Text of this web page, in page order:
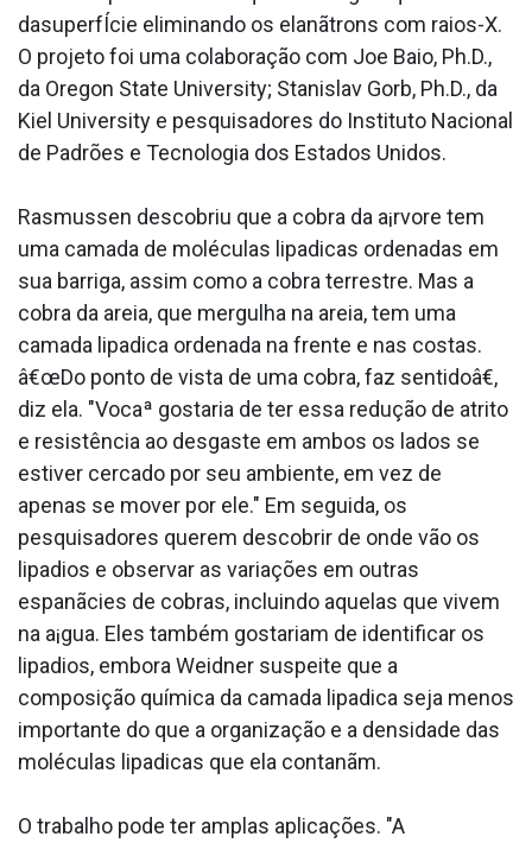
dasuperfÍcie eliminando os elanãtrons com raios-X.
O projeto foi uma colaboração com Joe Baio, Ph.D.,
da Oregon State University; Stanislav Gorb, Ph.D., da
Kiel University e pesquisadores do Instituto Nacional
de Padrões e Tecnologia dos Estados Unidos.
Rasmussen descobriu que a cobra da a¡rvore tem
uma camada de moléculas lipa­dicas ordenadas em
sua barriga, assim como a cobra terrestre. Mas a
cobra da areia, que mergulha na areia, tem uma
camada lipa­dica ordenada na frente e nas costas.
â€œDo ponto de vista de uma cobra, faz sentidoâ€,
diz ela. "Vocaª gostaria de ter essa redução de atrito
e resistência ao desgaste em ambos os lados se
estiver cercado por seu ambiente, em vez de
apenas se mover por ele." Em seguida, os
pesquisadores querem descobrir de onde vão os
lipa­dios e observar as variações em outras
espanãcies de cobras, incluindo aquelas que vivem
na a¡gua. Eles também gostariam de identificar os
lipa­dios, embora Weidner suspeite que a
composição química da camada lipa­dica seja menos
importante do que a organização e a densidade das
moléculas lipa­dicas que ela contanãm.
O trabalho pode ter amplas aplicações. "A